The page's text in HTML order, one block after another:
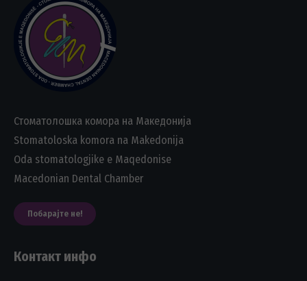
Стоматолошка комора на Македонија
Stomatoloska komora na Makedonija
Oda stomatologjike e Maqedonise
Macedonian Dental Chamber
Побарајте не!
Контакт инфо